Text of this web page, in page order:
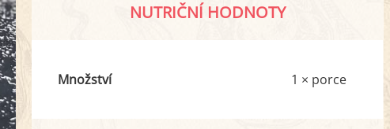
NUTRIČNÍ HODNOTY
Množství 1 × porce